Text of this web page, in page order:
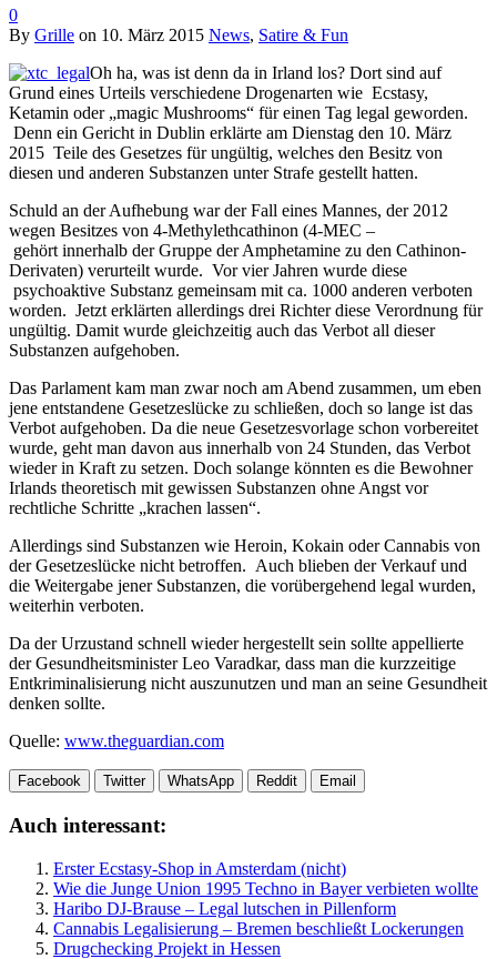
0
By Grille on 10. März 2015 News, Satire & Fun
Oh ha, was ist denn da in Irland los? Dort sind auf
Grund eines Urteils verschiedene Drogenarten wie Ecstasy,
Ketamin oder „magic Mushrooms“ für einen Tag legal geworden.
Denn ein Gericht in Dublin erklärte am Dienstag den 10. März
2015 Teile des Gesetzes für ungültig, welches den Besitz von
diesen und anderen Substanzen unter Strafe gestellt hatten.
Schuld an der Aufhebung war der Fall eines Mannes, der 2012
wegen Besitzes von 4-Methylethcathinon (4-MEC –
gehört innerhalb der Gruppe der Amphetamine zu den Cathinon-
Derivaten) verurteilt wurde. Vor vier Jahren wurde diese
psychoaktive Substanz gemeinsam mit ca. 1000 anderen verboten
worden. Jetzt erklärten allerdings drei Richter diese Verordnung für
ungültig. Damit wurde gleichzeitig auch das Verbot all dieser
Substanzen aufgehoben.
Das Parlament kam man zwar noch am Abend zusammen, um eben
jene entstandene Gesetzeslücke zu schließen, doch so lange ist das
Verbot aufgehoben. Da die neue Gesetzesvorlage schon vorbereitet
wurde, geht man davon aus innerhalb von 24 Stunden, das Verbot
wieder in Kraft zu setzen. Doch solange könnten es die Bewohner
Irlands theoretisch mit gewissen Substanzen ohne Angst vor
rechtliche Schritte „krachen lassen“.
Allerdings sind Substanzen wie Heroin, Kokain oder Cannabis von
der Gesetzeslücke nicht betroffen. Auch blieben der Verkauf und
die Weitergabe jener Substanzen, die vorübergehend legal wurden,
weiterhin verboten.
Da der Urzustand schnell wieder hergestellt sein sollte appellierte
der Gesundheitsminister Leo Varadkar, dass man die kurzzeitige
Entkriminalisierung nicht auszunutzen und man an seine Gesundheit
denken sollte.
Quelle: www.theguardian.com
Facebook Twitter WhatsApp Reddit Email
Auch interessant:
Erster Ecstasy-Shop in Amsterdam (nicht)
Wie die Junge Union 1995 Techno in Bayer verbieten wollte
Haribo DJ-Brause – Legal lutschen in Pillenform
Cannabis Legalisierung – Bremen beschließt Lockerungen
Drugchecking Projekt in Hessen